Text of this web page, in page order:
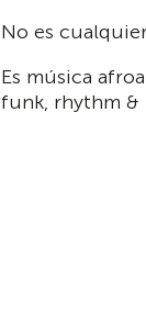
No es
Es música
funk, rhythm &